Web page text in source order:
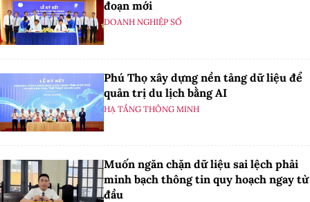
đoạn mới
DOANH NGHIỆP SỐ
Phú Thọ xây dựng nền tảng dữ liệu để
quản trị du lịch bằng AI
HẠ TẦNG THÔNG MINH
Muốn ngăn chặn dữ liệu sai lệch phải
minh bạch thông tin quy hoạch ngay từ
đầu